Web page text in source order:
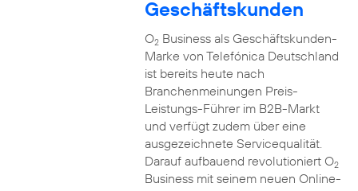
Geschäftskunden
O2Business als Geschäftskunden-
Marke von Telefónica Deutschland
ist bereits heute nach
Branchenmeinungen Preis-
Leistungs-Führer im B2B-Markt
und verfügt zudem über eine
ausgezeichnete Servicequalität.
Darauf aufbauend revolutioniert O2
Business mit seinem neuen Online-